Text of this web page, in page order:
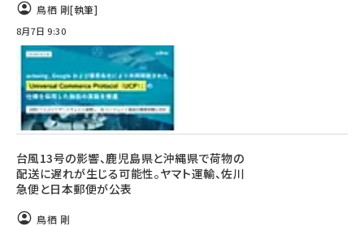
鳥栖 剛[執筆]
8月7日 9:30
台風13号の影響、鹿児島県と沖縄県で荷物の
配送に遅れが生じる可能性。ヤマト運輸、佐川
急便と日本郵便が公表
鳥栖 剛